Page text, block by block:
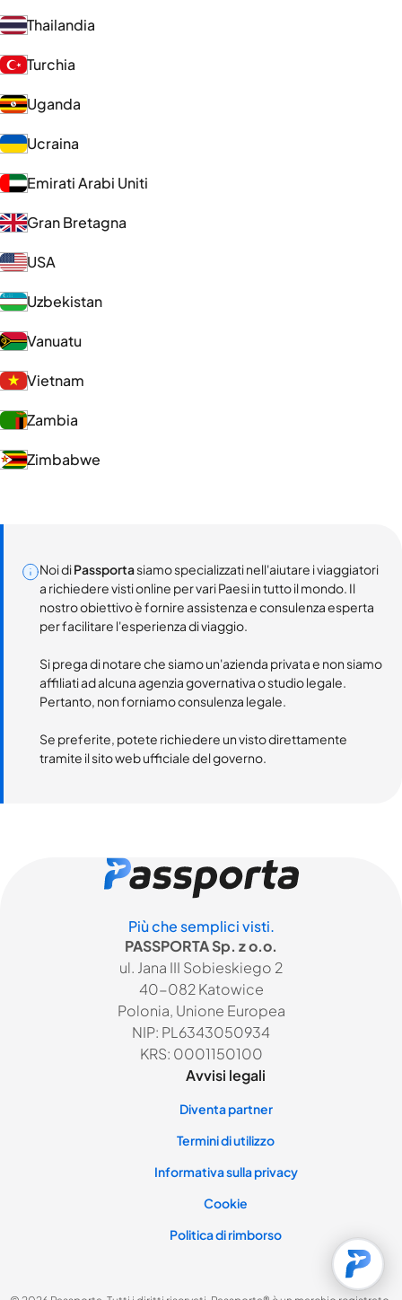
Thailandia
Turchia
Uganda
Ucraina
Emirati Arabi Uniti
Gran Bretagna
USA
Uzbekistan
Vanuatu
Vietnam
Zambia
Zimbabwe
Noi diPassportasiamo specializzati nell'aiutare i viaggiatori
a richiedere visti online per vari Paesi in tutto il mondo. Il
nostro obiettivo è fornire assistenza e consulenza esperta
per facilitare l'esperienza di viaggio.
Si prega di notare che siamo un'azienda privata e non siamo
affiliati ad alcuna agenzia governativa o studio legale.
Pertanto, non forniamo consulenza legale.
Se preferite, potete richiedere un visto direttamente
tramite il sito web ufficiale del governo.
Più che semplici visti.
PASSPORTA Sp. z o.o.
ul. Jana III Sobieskiego 2
40-082 Katowice
Polonia, Unione Europea
NIP: PL6343050934
KRS: 0001150100
Avvisi legali
Diventa partner
Termini di utilizzo
Informativa sulla privacy
Cookie
Politica di rimborso